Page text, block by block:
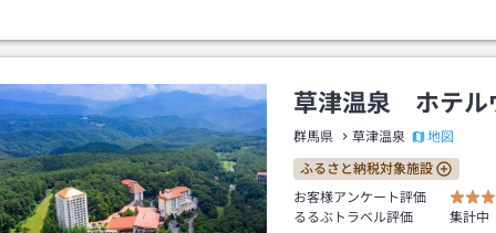
（１４：３０発の電車は最終バ
ります。
草津温泉 ホテル
群馬県 草津温泉 地図
ふるさと納税対象施設
お客様アンケート評価
るるぶトラベル評価
集計中